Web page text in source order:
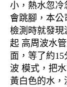
小，熱水忽冷
會跳腳，本公
檢測時就發現
起 高周波水
面，等了約
波 模式，把
黃白色的水，